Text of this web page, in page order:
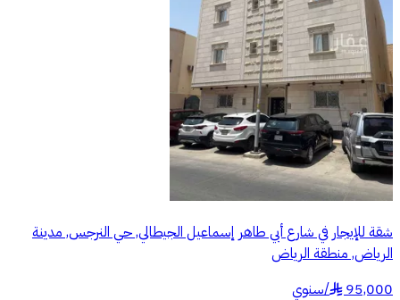
شقة للإيجار في شارع أبي طاهر إسماعيل الجيطالي, حي النرجس, مدينة
الرياض, منطقة الرياض
95,000
§
/سنوي